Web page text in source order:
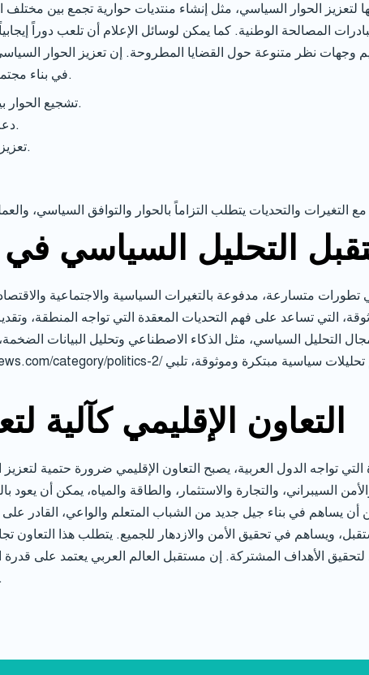
لتعزيز الحوار السياسي، مثل إنشاء منتديات حوارية تجمع بين
المصالحة الوطنية. كما يمكن لوسائل الإعلام أن تلعب دوراً
وجهات نظر متنوعة حول القضايا المطروحة. إن تعزيز الحوار
في بناء مجتمعات أكثر تسامحاً واستقراراً وازدهاراً.
تشجيع الحوار بين مختلف الفصائل السياسية.
دعم مبادرات المصالحة الوطنية.
تعزيز التعددية والتنوع في المجتمع.
التحليل السياسي في
متسارعة، مدفوعة بالتغيرات السياسية والاجتماعية
التي تساعد على فهم التحديات المعقدة التي تواجه المنطقة،
التحليل السياسي، مثل الذكاء الاصطناعي وتحليل البيانات
التعاون الإقليمي كآلية
التي تواجه الدول العربية، يصبح التعاون الإقليمي ضرورة حتمية
السيبراني، والتجارة والاستثمار، والطاقة والمياه، يمكن أن يعود
أن يساهم في بناء جيل جديد من الشباب المتعلم والواعي، القادر على
ويساهم في تحقيق الأمن والازدهار للجميع. يتطلب هذا التعاون
الأهداف المشتركة. إن مستقبل العالم العربي يعتمد على قدرة
وبناء مستقبل أفضل لأجيالها القادمة.